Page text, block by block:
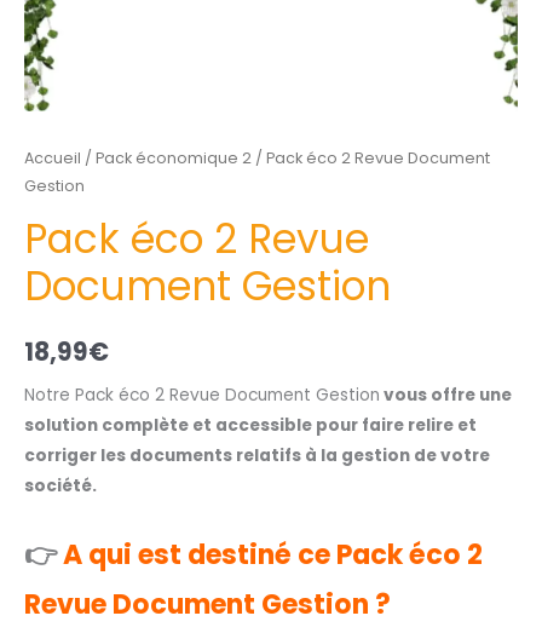
Accueil / Pack économique 2 / Pack éco 2 Revue Document
Gestion
Pack éco 2 Revue
Document Gestion
18,99€
Notre Pack éco 2 Revue Document Gestion vous offre une
solution complète et accessible pour faire relire et
corriger les documents relatifs à la gestion de votre
société.
👉A qui est destiné ce Pack éco 2
Revue Document Gestion ?